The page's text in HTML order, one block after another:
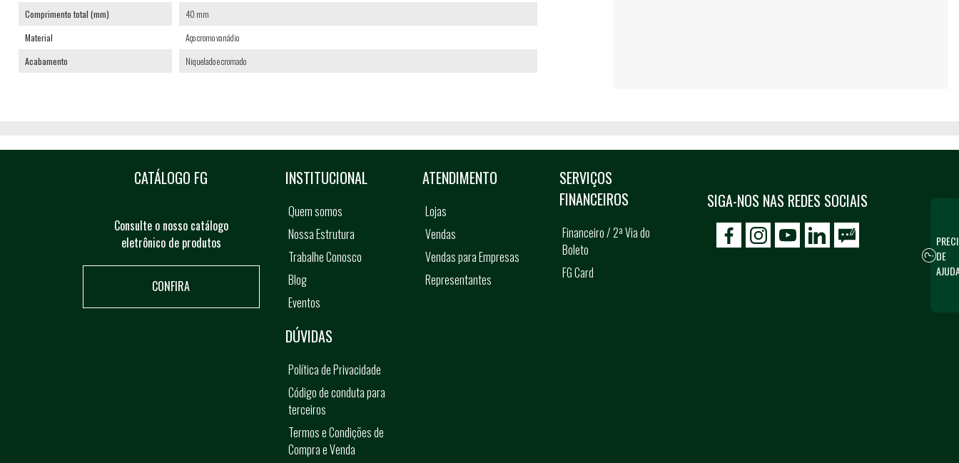
Comprimento total (mm)
40 mm
Material
Aço cromo vanádio
Acabamento
Niquelado e cromado
CATÁLOGO FG
Consulte o nosso catálogo
eletrônico de produtos
CONFIRA
SIGA-NOS NAS REDES SOCIAIS
icon-facebook
icon-social02icon-social03
INSTITUCIONAL
Quem somos
Nossa Estrutura
Trabalhe Conosco
Blog
Eventos
ATENDIMENTO
Lojas
Vendas
Vendas para Empresas
Representantes
SERVIÇOS
FINANCEIROS
Financeiro / 2ª Via do
Boleto
FG Card
DÚVIDAS
Política de Privacidade
Código de conduta para
terceiros
Termos e Condições de
Compra e Venda
DE